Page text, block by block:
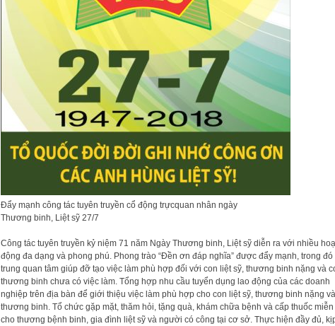
Đẩy mạnh công tác tuyên truyền cổ động trựcquan nhân ngày
Thương binh, Liệt sỹ 27/7
Công tác tuyên truyền kỷ niệm 71 năm Ngày Thương binh, Liệt sỹ diễn ra với nhiều
động đa dạng và phong phú. Phong trào “Đền ơn đáp nghĩa” được đẩy mạnh, trong đó
trung quan tâm giúp đỡ tạo việc làm phù hợp đối với con liệt sỹ, thương binh nặng và
thương binh chưa có việc làm. Tổng hợp nhu cầu tuyển dụng lao động của các doanh
nghiệp trên địa bàn để giới thiệu việc làm phù hợp cho con liệt sỹ, thương binh nặng
thương binh. Tổ chức gặp mặt, thăm hỏi, tặng quà, khám chữa bệnh và cấp thuốc
cho thương bệnh binh, gia đình liệt sỹ và người có công tại cơ sở. Thực hiện đầy đủ,